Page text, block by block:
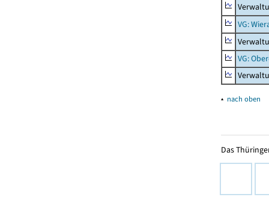
VG:
VG:
▴ nach oben
Das